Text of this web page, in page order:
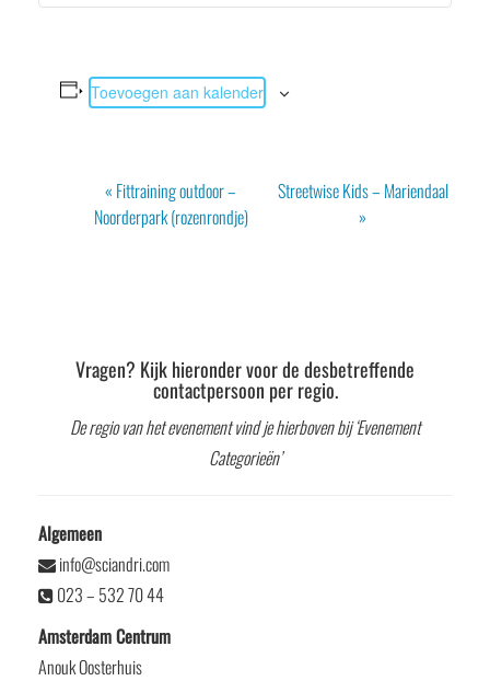
Toevoegen aan kalender
Evenement
Navigatie
« Fittraining outdoor –
Noorderpark (rozenrondje)
Streetwise Kids – Mariendaal
»
Vragen? Kijk hieronder voor de desbetreffende
contactpersoon per regio.
De regio van het evenement vind je hierboven bij ‘Evenement
Categorieën’
Algemeen
info@sciandri.com
023 – 532 70 44
Amsterdam Centrum
Anouk Oosterhuis